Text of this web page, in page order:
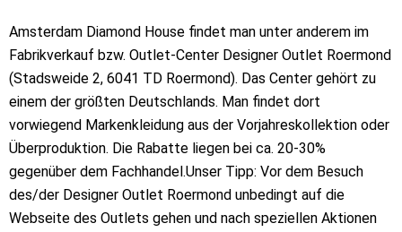
Amsterdam Diamond House findet man unter anderem im
Fabrikverkauf bzw. Outlet-Center Designer Outlet Roermond
(Stadsweide 2, 6041 TD Roermond). Das Center gehört zu
einem der größten Deutschlands. Man findet dort
vorwiegend Markenkleidung aus der Vorjahreskollektion oder
Überproduktion. Die Rabatte liegen bei ca. 20-30%
gegenüber dem Fachhandel.Unser Tipp: Vor dem Besuch
des/der Designer Outlet Roermond unbedingt auf die
Webseite des Outlets gehen und nach speziellen Aktionen